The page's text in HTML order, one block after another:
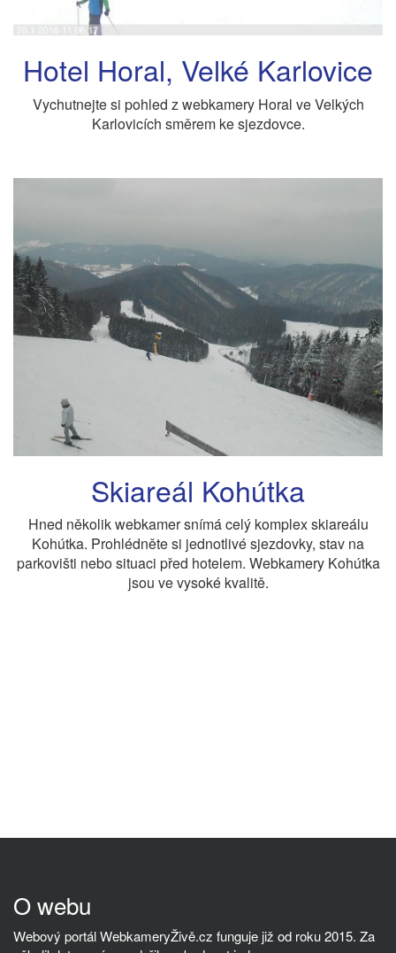
Hotel Horal, Velké Karlovice
Vychutnejte si pohled z webkamery Horal ve Velkých
Karlovicích směrem ke sjezdovce.
Skiareál Kohútka
Hned několik webkamer snímá celý komplex skiareálu
Kohútka. Prohlédněte si jednotlivé sjezdovky, stav na
parkovišti nebo situaci před hotelem. Webkamery Kohútka
jsou ve vysoké kvalitě.
O webu
Webový portál WebkameryŽivě.cz funguje již od roku 2015. Za